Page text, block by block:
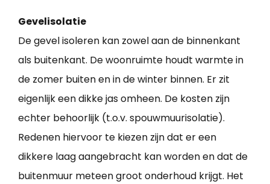
Gevelisolatie
De gevel isoleren kan zowel aan de binnenkant
als buitenkant. De woonruimte houdt warmte in
de zomer buiten en in de winter binnen. Er zit
eigenlijk een dikke jas omheen. De kosten zijn
echter behoorlijk (t.o.v. spouwmuurisolatie).
Redenen hiervoor te kiezen zijn dat er een
dikkere laag aangebracht kan worden en dat de
buitenmuur meteen groot onderhoud krijgt. Het